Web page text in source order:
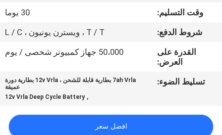
اتصل
اقتباس
وقت التسليم:
30 يوما
شروط الدفع:
T / T ، ويسترن يونيون ، L / C
القدرة على
العرض:
50،000 جهاز كمبيوتر شخصى / يوم
تسليط الضوء:
7ah Vrla بطارية قابلة للشحن ، 12v Vrla بطارية دورة
عميقة
,
12v Vrla Deep Cycle Battery
افضل سعر